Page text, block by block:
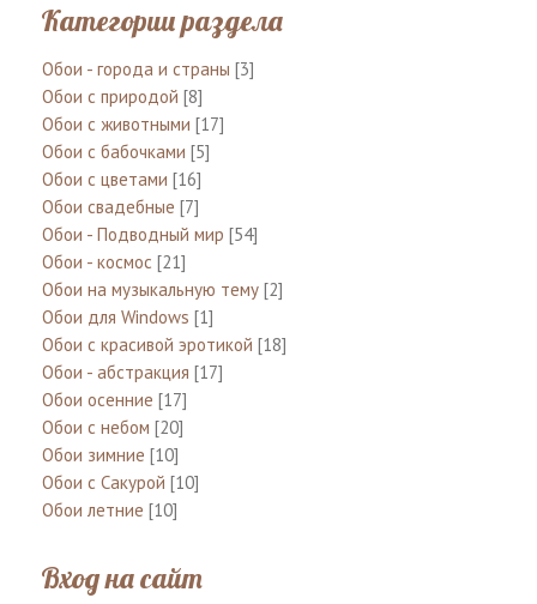
Категории раздела
Обои - города и страны [3]
Обои с природой [8]
Обои с животными [17]
Обои с бабочками [5]
Обои с цветами [16]
Обои свадебные [7]
Обои - Подводный мир [54]
Обои - космос [21]
Обои на музыкальную тему [2]
Обои для Windows [1]
Обои с красивой эротикой [18]
Обои - абстракция [17]
Обои осенние [17]
Обои с небом [20]
Обои зимние [10]
Обои с Сакурой [10]
Обои летние [10]
Вход на сайт